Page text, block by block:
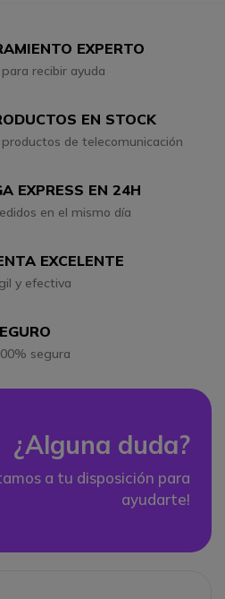
EXPERTO
recibir ayuda
EN STOCK
de telecomunicación
EXPRESS EN 24H
en el mismo día
EXCELENTE
y efectiva
segura
¿Alguna duda?
a tu disposición para
ayudarte!